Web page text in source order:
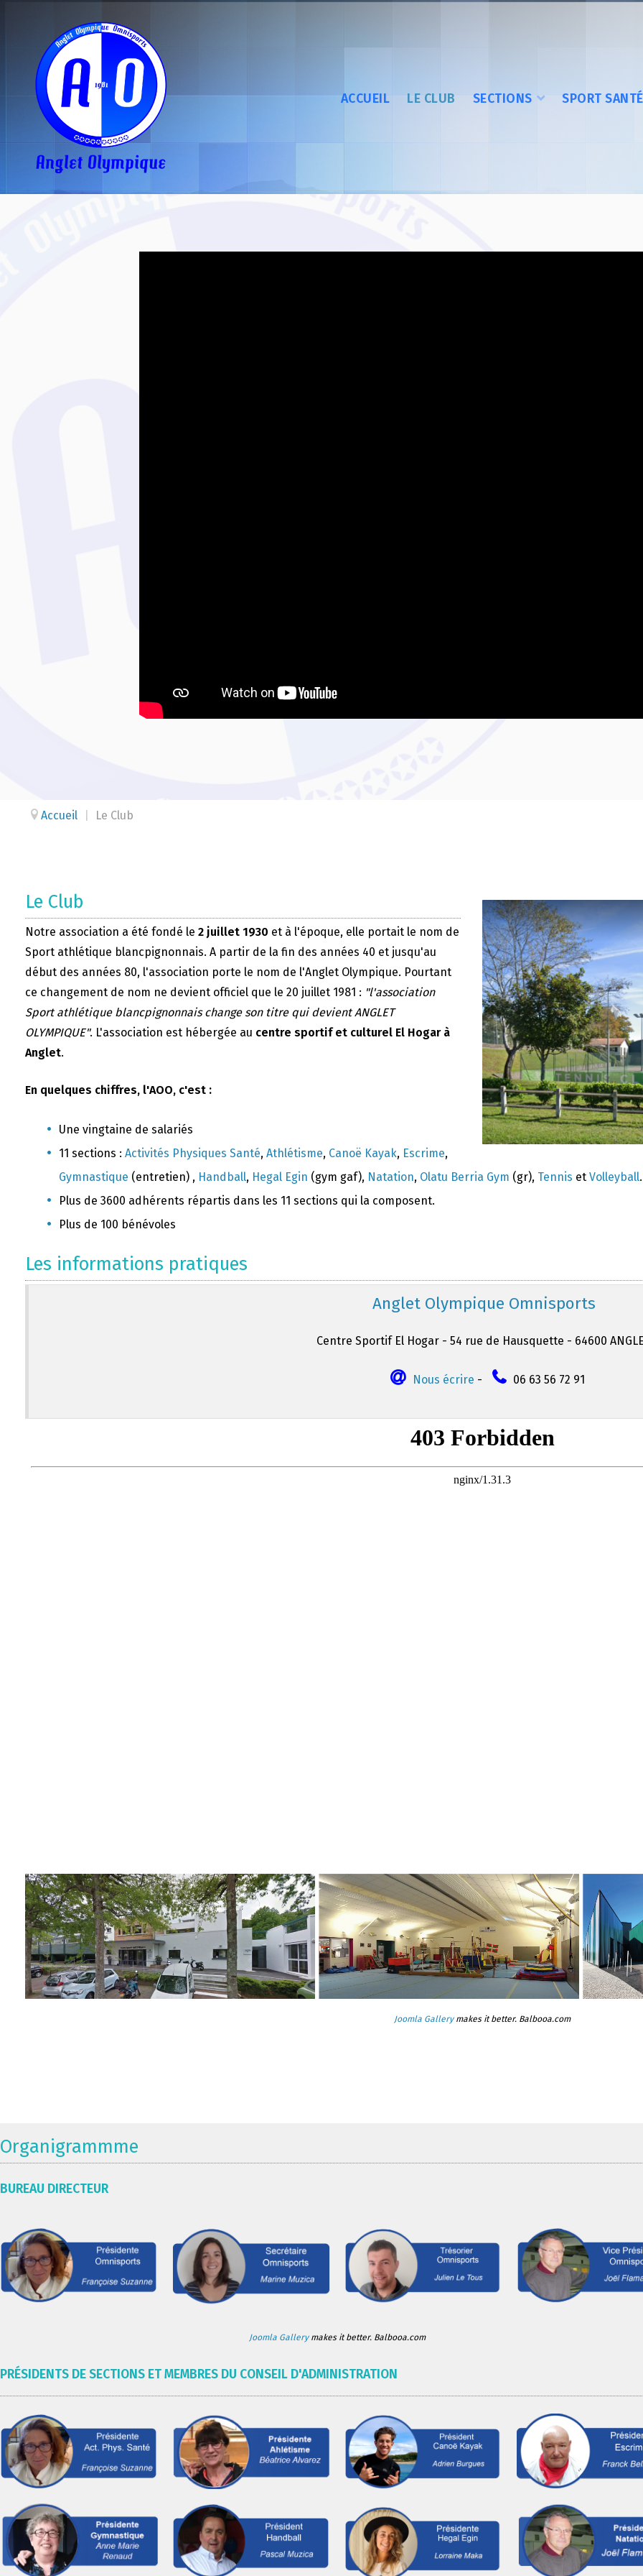
ACCUEIL LE CLUB SECTIONS SPORT SANTÉ
Accueil Le Club
Le Club
Notre association a été fondé le 2 juillet 1930 et à l'époque, elle portait le nom de
Sport athlétique blancpignonnais. A partir de la fin des années 40 et jusqu'au
début des années 80, l'association porte le nom de l'Anglet Olympique. Pourtant
ce changement de nom ne devient officiel que le 20 juillet 1981 : "l'association
Sport athlétique blancpignonnais change son titre qui devient ANGLET
OLYMPIQUE". L'association est hébergée au centre sportif et culturel El Hogar à
Anglet.
En quelques chiffres, l'AOO, c'est :
Une vingtaine de salariés
11 sections : Activités Physiques Santé, Athlétisme, Canoë Kayak, Escrime,
Gymnastique (entretien) , Handball, Hegal Egin (gym gaf), Natation, Olatu Berria Gym (gr), Tennis et Volleyball.
Plus de 3600 adhérents répartis dans les 11 sections qui la composent.
Plus de 100 bénévoles
Les informations pratiques
Anglet Olympique Omnisports
Centre Sportif El Hogar - 54 rue de Hausquette - 64600
Nous écrire - 06 63 56 72 91
Joomla Gallerymakes it better. Balbooa.com
Organigrammme
BUREAU DIRECTEUR
Joomla Gallerymakes it better. Balbooa.com
PRÉSIDENTS DE SECTIONS ET MEMBRES DU CONSEIL D'ADMINISTRATION